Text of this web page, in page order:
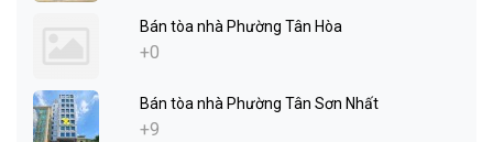
Bán tòa nhà Phường Tân Hòa
+0
Bán tòa nhà Phường Tân Sơn Nhất
+9